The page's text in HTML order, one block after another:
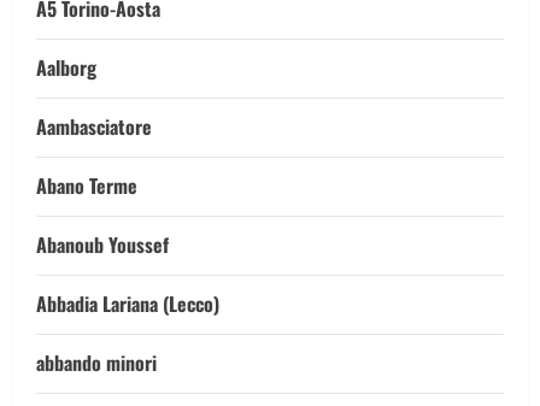
A5 Torino-Aosta
Aalborg
Aambasciatore
Abano Terme
Abanoub Youssef
Abbadia Lariana (Lecco)
abbando minori